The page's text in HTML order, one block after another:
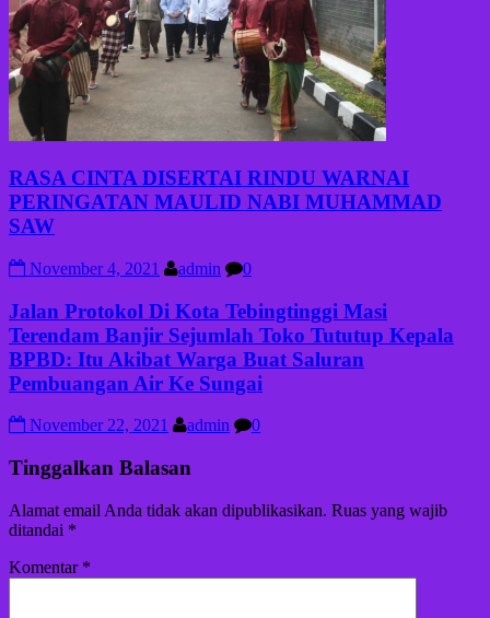
RASA CINTA DISERTAI RINDU WARNAI
PERINGATAN MAULID NABI MUHAMMAD
SAW
November 4, 2021 admin 0
Jalan Protokol Di Kota Tebingtinggi Masi
Terendam Banjir Sejumlah Toko Tututup Kepala
BPBD: Itu Akibat Warga Buat Saluran
Pembuangan Air Ke Sungai
November 22, 2021 admin 0
Tinggalkan Balasan
Alamat email Anda tidak akan dipublikasikan. Ruas yang wajib
ditandai *
Komentar *